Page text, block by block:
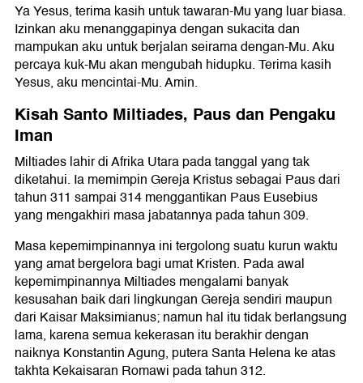
Ya Yesus, terima kasih untuk tawaran-Mu yang luar biasa.
Izinkan aku menanggapinya dengan sukacita dan
mampukan aku untuk berjalan seirama dengan-Mu. Aku
percaya kuk-Mu akan mengubah hidupku. Terima kasih
Yesus, aku mencintai-Mu. Amin.
Kisah Santo Miltiades, Paus dan Pengaku
Iman
Miltiades lahir di Afrika Utara pada tanggal yang tak
diketahui. Ia memimpin Gereja Kristus sebagai Paus dari
tahun 311 sampai 314 menggantikan Paus Eusebius
yang mengakhiri masa jabatannya pada tahun 309.
Masa kepemimpinannya ini tergolong suatu kurun waktu
yang amat bergelora bagi umat Kristen. Pada awal
kepemimpinannya Miltiades mengalami banyak
kesusahan baik dari lingkungan Gereja sendiri maupun
dari Kaisar Maksimianus; namun hal itu tidak berlangsung
lama, karena semua kekerasan itu berakhir dengan
naiknya Konstantin Agung, putera Santa Helena ke atas
takhta Kekaisaran Romawi pada tahun 312.